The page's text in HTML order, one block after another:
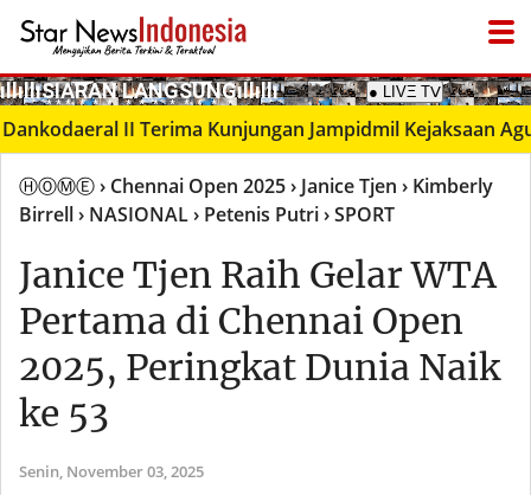
­ıllıllıS͙I͙A͙R͙A͙N͙ L͙A͙N͙G͙S͙U͙N͙G͙ıllıllı ● LIVΞ Tᐯ
II Terima Kunjungan Jampidmil Kejaksaan Agung
ⒽⓄⓂⒺ› Chennai Open 2025› Janice Tjen › Kimberly
Birrell› NASIONAL› Petenis Putri› SPORT
Janice Tjen Raih Gelar WTA
Pertama di Chennai Open
2025, Peringkat Dunia Naik
ke 53
Senin, November 03, 2025